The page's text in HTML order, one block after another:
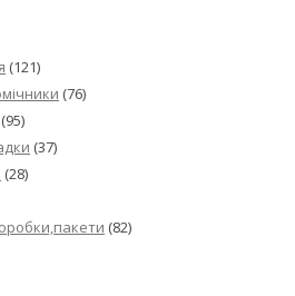
(121)
(76)
(95)
(37)
(28)
(82)